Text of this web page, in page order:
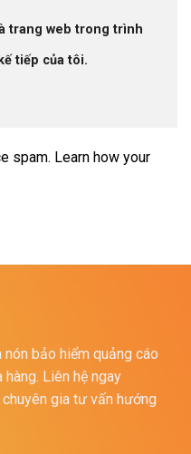
trang web trong trình
tiếp của tôi.
spam. Learn how your
bảo hiểm quảng cáo
Liên hệ ngay
gia tư vấn hướng